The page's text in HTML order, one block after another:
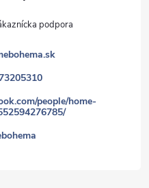
people/home-